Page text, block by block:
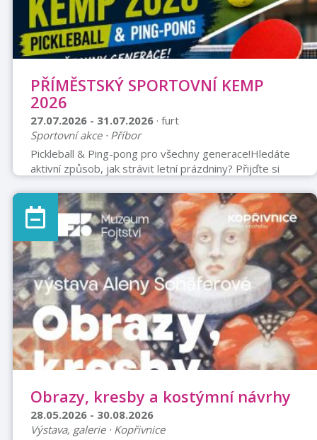
PŘÍMĚSTSKÝ SPORTOVNÍ KEMP
2026
27.07.2026 - 31.07.2026 · furt
Sportovní akce · Příbor
Pickleball & Ping-pong pro všechny generace!Hledáte
aktivní způsob, jak strávit letní prázdniny? Přijďte si
přátele, a hlavně si užít spoustu zábavy!Termín: 27. 7. –
31. 7. 2026Místo: Sportovní hala Dolní BřežanyZačátek
každý den od 10h.Kemp je určen pro všechny věkové
kategorie.Nezáleží na věku ani zkušenostech! Ať jste
úplný začátečník, nebo zkušený hráč, čeká vás pestrý
program zaměřený na pickleball. a stolní tenis (ping-
pong).Miki ČižmárS ...
Obrazy, kresby a kostýmní návrhy
28.05.2026 - 30.08.2026
Výstava, galerie · Kopřivnice